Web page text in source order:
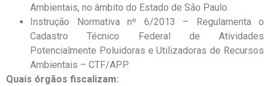
Ambientais, no âmbito do Estado de São Paulo.
Instrução Normativa nº 6/2013 – Regulamenta o
Cadastro Técnico Federal de Atividades
Potencialmente Poluidoras e Utilizadoras de Recursos
Ambientais – CTF/APP.
Quais órgãos fiscalizam: